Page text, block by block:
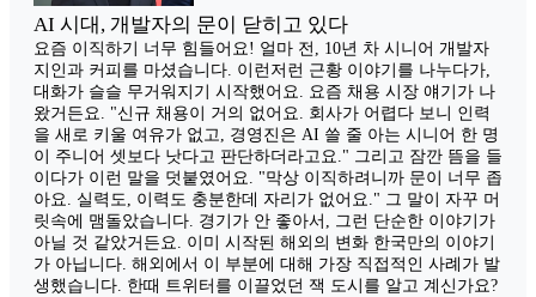
AI 시대, 개발자의 문이 닫히고 있다
요즘 이직하기 너무 힘들어요! 얼마 전, 10년 차 시니어 개발자
지인과 커피를 마셨습니다. 이런저런 근황 이야기를 나누다가,
대화가 슬슬 무거워지기 시작했어요. 요즘 채용 시장 얘기가 나
왔거든요. "신규 채용이 거의 없어요. 회사가 어렵다 보니 인력
을 새로 키울 여유가 없고, 경영진은 AI 쓸 줄 아는 시니어 한 명
이 주니어 셋보다 낫다고 판단하더라고요." 그리고 잠깐 뜸을 들
이다가 이런 말을 덧붙였어요. "막상 이직하려니까 문이 너무 좁
아요. 실력도, 이력도 충분한데 자리가 없어요." 그 말이 자꾸 머
릿속에 맴돌았습니다. 경기가 안 좋아서, 그런 단순한 이야기가
아닐 것 같았거든요. 이미 시작된 해외의 변화 한국만의 이야기
가 아닙니다. 해외에서 이 부분에 대해 가장 직접적인 사례가 발
생했습니다. 한때 트위터를 이끌었던 잭 도시를 알고 계신가요?